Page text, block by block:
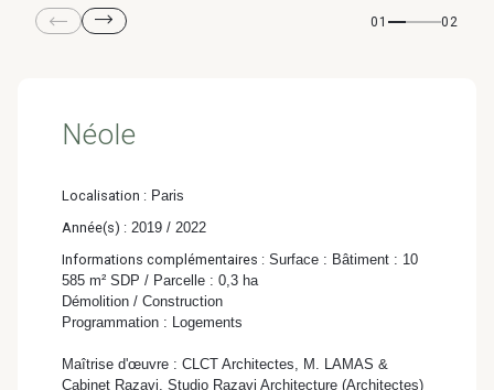
& Transition
Gondwana –
Biodiversité & Génie
écologique
Quartier
Pharmaceutique
01 02
Néole
Localisation : Paris
Année(s) : 2019 / 2022
Informations complémentaires : Surface : Bâtiment : 10
585 m² SDP / Parcelle : 0,3 ha
Démolition / Construction
Programmation : Logements
Maîtrise d'œuvre : CLCT Architectes, M. LAMAS &
Cabinet Razavi, Studio Razavi Architecture (Architectes)